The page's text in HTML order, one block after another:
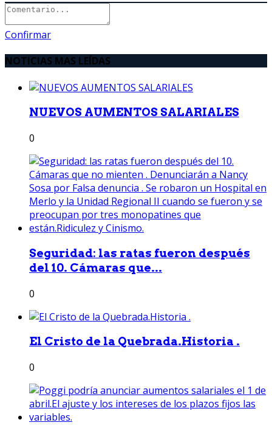
Confirmar
NOTICIAS MAS LEÍDAS
NUEVOS AUMENTOS SALARIALES
0
Seguridad: las ratas fueron después
del 10. Cámaras que...
0
El Cristo de la Quebrada.Historia .
0